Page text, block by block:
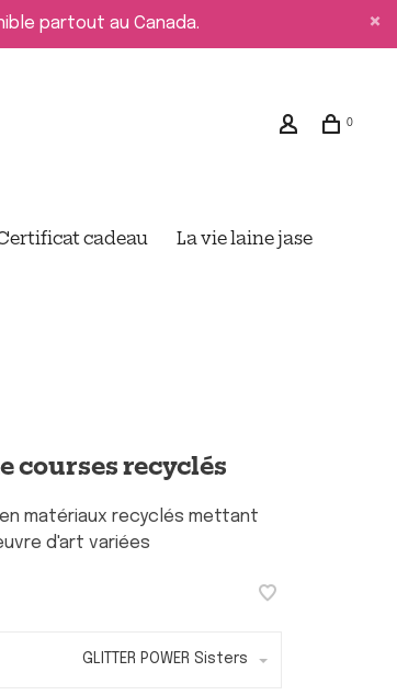
partout au Canada.
0
cadeau La vie laine jase
courses recyclés
matériaux recyclés mettant
d'art variées
GLITTER POWER Sisters